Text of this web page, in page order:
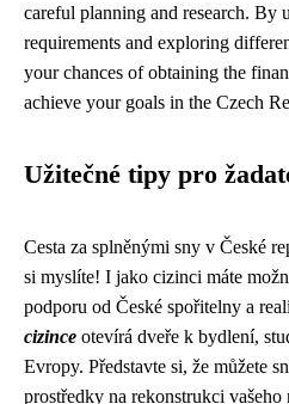
careful planning and research. By
requirements and exploring
your chances of obtaining the
achieve your goals in the Czech
Užitečné tipy pro
Cesta za splněnými sny v České
si myslíte! I jako cizinci máte
podporu od České spořitelny a
cizince otevírá dveře k bydlení,
Evropy. Představte si, že můžete
prostředky na rekonstrukci